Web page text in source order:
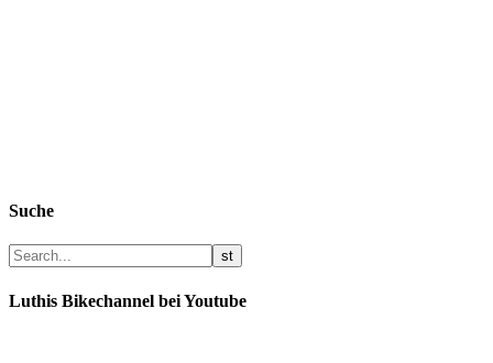
Suche
Luthis Bikechannel bei Youtube